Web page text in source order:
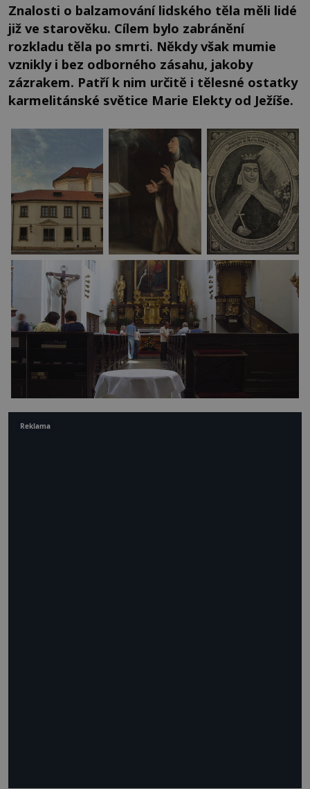
Znalosti o balzamování lidského těla měli lidé
již ve starověku. Cílem bylo zabránění
rozkladu těla po smrti. Někdy však mumie
vznikly i bez odborného zásahu, jakoby
zázrakem. Patří k nim určitě i tělesné ostatky
karmelitánské světice Marie Elekty od Ježíše.
Reklama